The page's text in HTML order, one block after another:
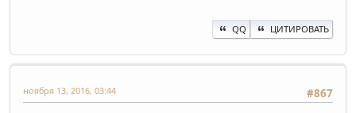
QQ ЦИТИРОВАТЬ
#867
ноября 13, 2016, 03:44